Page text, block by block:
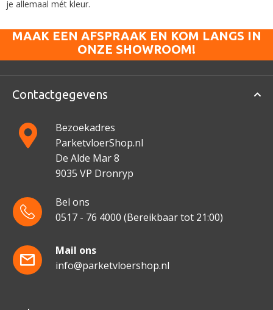
je allemaal mét kleur.
MAAK EEN AFSPRAAK EN KOM LANGS IN
ONZE SHOWROOM!
Contactgegevens
Bezoekadres
ParketvloerShop.nl
De Alde Mar 8
9035 VP Dronryp
Bel ons
0517 - 76 4000 (Bereikbaar tot 21:00)
Mail ons
info@parketvloershop.nl